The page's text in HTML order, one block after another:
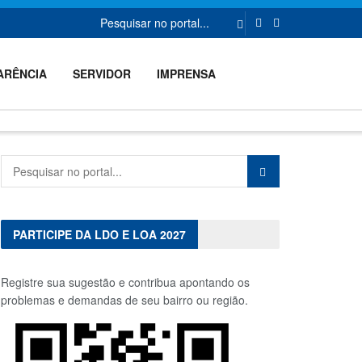
SERVIDOR IMPRENSA
PARTICIPE DA LDO E LOA 2027
Registre sua sugestão e contribua apontando os
problemas e demandas de seu bairro ou região.